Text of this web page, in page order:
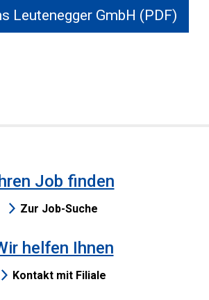
Leutenegger GmbH (PDF)
Job finden
Zur Job-Suche
helfen Ihnen
Kontakt mit Filiale